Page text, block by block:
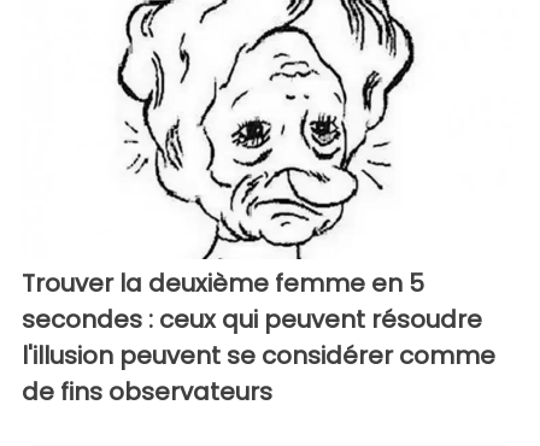
Trouver la deuxième femme en 5
secondes : ceux qui peuvent résoudre
l'illusion peuvent se considérer comme
de fins observateurs